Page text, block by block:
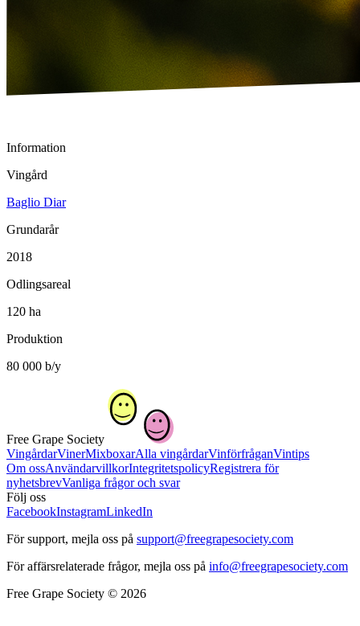
Information
Vingård
Baglio Diar
Grundarår
2018
Odlingsareal
120 ha
Produktion
80 000 b/y
Free Grape Society
VingårdarVinerMixboxarAlla vingårdarVinförfråganVintips
Om ossAnvändarvillkorIntegritetspolicyRegistrera för
nyhetsbrevVanliga frågor och svar
Följ oss
FacebookInstagramLinkedIn
För support, mejla oss på support@freegrapesociety.com
För affärsrelaterade frågor, mejla oss på info@freegrapesociety.com
Free Grape Society © 2026